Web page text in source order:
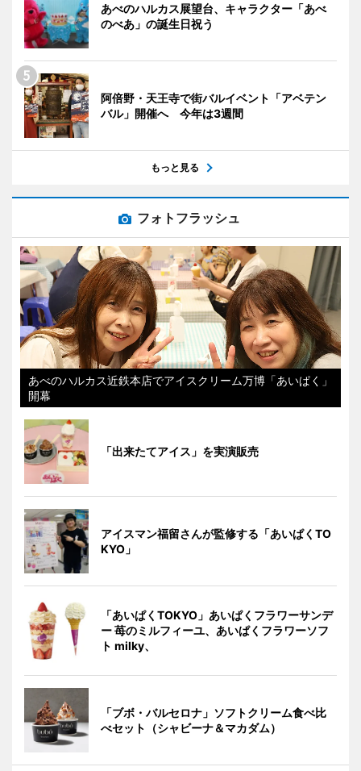
あべのハルカス展望台、キャラクター「あべ
のべあ」の誕生日祝う
阿倍野・天王寺で街バルイベント「アベテン
バル」開催へ 今年は3週間
もっと見る
フォトフラッシュ
あべのハルカス近鉄本店でアイスクリーム万博「あいぱく」
開幕
「出来たてアイス」を実演販売
アイスマン福留さんが監修する「あいぱくTO
KYO」
「あいぱくTOKYO」あいぱくフラワーサンデ
ー 苺のミルフィーユ、あいぱくフラワーソフ
ト milky、
「ブボ・バルセロナ」ソフトクリーム食べ比
べセット（シャビーナ＆マカダム）